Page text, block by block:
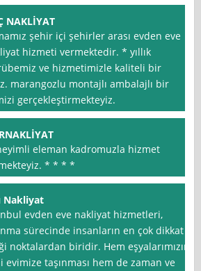
NAKLİYAT
şehir içi şehirler arası evden eve
hizmeti vermektedir. * yıllık
ve hizmetimizle kaliteli bir
marangozlu montajlı ambalajlı bir
gerçekleştirmekteyiz.
eleman kadromuzla hizmet
* * * *
Nakliyat
evden eve nakliyat hizmetleri,
sürecinde insanların en çok dikkat
noktalardan biridir. Hem eşyalarımızın
taşınması hem de zaman ve